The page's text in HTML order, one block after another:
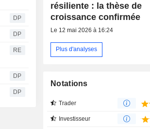
DP
DP
RE
DP
DP
résiliente : la thèse de
croissance confirmée
Le 12 mai 2026 à 16:24
Plus d'analyses
Notations
Trader
Investisseur